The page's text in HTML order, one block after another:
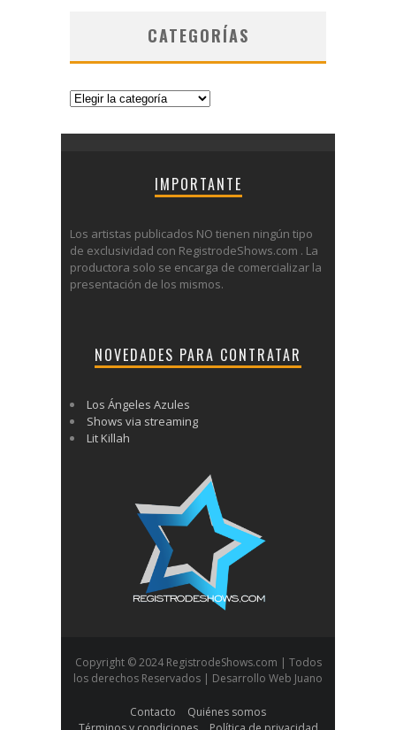
CATEGORÍAS
Categorías
IMPORTANTE
Los artistas publicados NO tienen ningún tipo
de exclusividad con RegistrodeShows.com . La
productora solo se encarga de comercializar la
presentación de los mismos.
NOVEDADES PARA CONTRATAR
Los Ángeles Azules
Shows via streaming
Lit Killah
Copyright © 2024 RegistrodeShows.com | Todos
los derechos Reservados | Desarrollo Web Juano
Contacto
Quiénes somos